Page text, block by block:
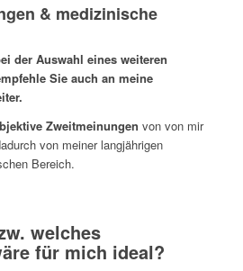
& medizinische
der Auswahl eines weiteren
Sie auch an meine
Zweitmeinungen von von mir
von meiner langjährigen
Bereich.
welches
für mich ideal?